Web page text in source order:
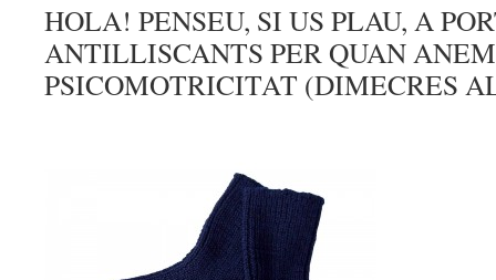
HOLA! PENSEU, SI US PLAU, A
ANTILLISCANTS PER QUAN
PSICOMOTRICITAT (DIMECRES